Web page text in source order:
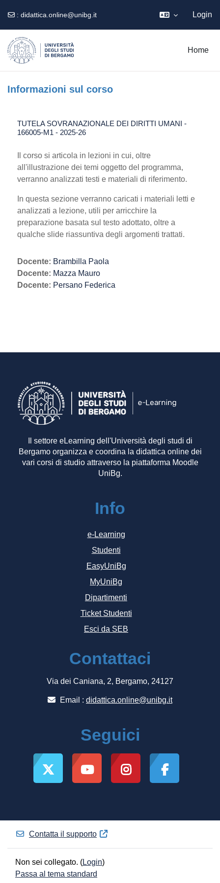
: didattica.online@unibg.it Login
Home
Informazioni sul corso
TUTELA SOVRANAZIONALE DEI DIRITTI UMANI -
166005-M1 - 2025-26
Il corso si articola in lezioni in cui, oltre
all'illustrazione dei temi oggetto del programma,
verranno analizzati testi e materiali di riferimento.
In questa sezione verranno caricati i materiali letti e
analizzati a lezione, utili per arricchire la
preparazione basata sul testo adottato, oltre a
qualche slide riassuntiva degli argomenti trattati.
Docente: Brambilla Paola
Docente: Mazza Mauro
Docente: Persano Federica
Il settore eLearning dell'Università degli studi di
Bergamo organizza e coordina la didattica online dei
vari corsi di studio attraverso la piattaforma Moodle
UniBg.
Info
e-Learning
Studenti
EasyUniBg
MyUniBg
Dipartimenti
Ticket Studenti
Esci da SEB
Contattaci
Via dei Caniana, 2, Bergamo, 24127
Email : didattica.online@unibg.it
Seguici
Contatta il supporto
Non sei collegato. (Login)
Passa al tema standard